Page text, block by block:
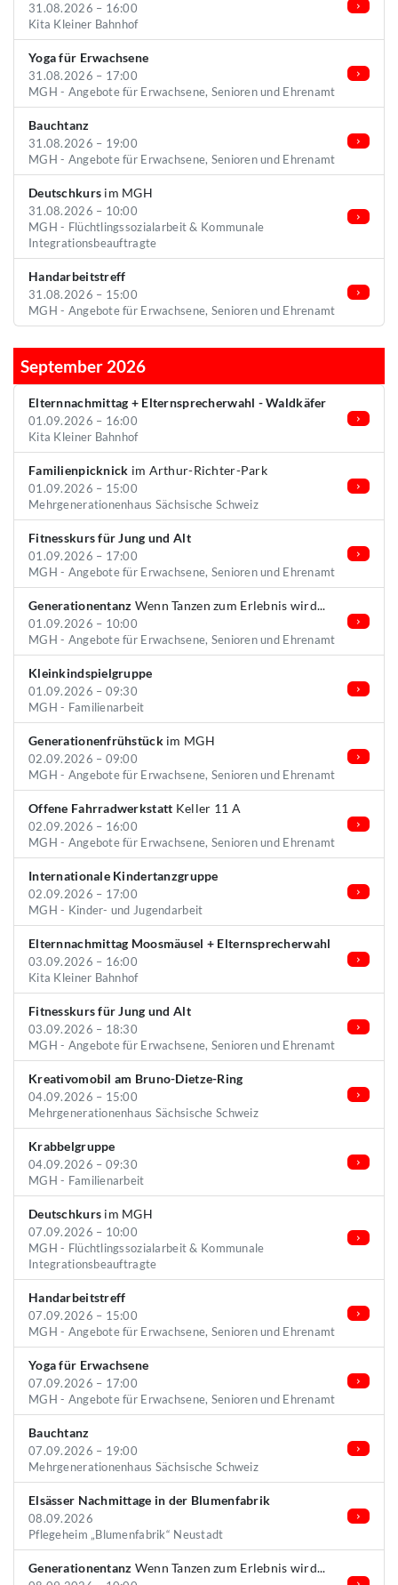
31.08.2026 – 16:00
Kita Kleiner Bahnhof
Yoga für Erwachsene
31.08.2026 – 17:00
MGH - Angebote für Erwachsene, Senioren und Ehrenamt
Bauchtanz
31.08.2026 – 19:00
MGH - Angebote für Erwachsene, Senioren und Ehrenamt
Deutschkurs im MGH
31.08.2026 – 10:00
MGH - Flüchtlingssozialarbeit & Kommunale
Integrationsbeauftragte
Handarbeitstreff
31.08.2026 – 15:00
MGH - Angebote für Erwachsene, Senioren und Ehrenamt
September 2026
Elternnachmittag + Elternsprecherwahl - Waldkäfer
01.09.2026 – 16:00
Kita Kleiner Bahnhof
Familienpicknick im Arthur-Richter-Park
01.09.2026 – 15:00
Mehrgenerationenhaus Sächsische Schweiz
Fitnesskurs für Jung und Alt
01.09.2026 – 17:00
MGH - Angebote für Erwachsene, Senioren und Ehrenamt
Generationentanz Wenn Tanzen zum Erlebnis wird...
01.09.2026 – 10:00
MGH - Angebote für Erwachsene, Senioren und Ehrenamt
Kleinkindspielgruppe
01.09.2026 – 09:30
MGH - Familienarbeit
Generationenfrühstückim MGH
02.09.2026 – 09:00
MGH - Angebote für Erwachsene, Senioren und Ehrenamt
Offene Fahrradwerkstatt Keller 11 A
02.09.2026 – 16:00
MGH - Angebote für Erwachsene, Senioren und Ehrenamt
Internationale Kindertanzgruppe
02.09.2026 – 17:00
MGH - Kinder- und Jugendarbeit
Elternnachmittag Moosmäusel + Elternsprecherwahl
03.09.2026 – 16:00
Kita Kleiner Bahnhof
Fitnesskurs für Jung und Alt
03.09.2026 – 18:30
MGH - Angebote für Erwachsene, Senioren und Ehrenamt
Kreativomobil am Bruno-Dietze-Ring
04.09.2026 – 15:00
Mehrgenerationenhaus Sächsische Schweiz
Krabbelgruppe
04.09.2026 – 09:30
MGH - Familienarbeit
Deutschkurs im MGH
07.09.2026 – 10:00
MGH - Flüchtlingssozialarbeit & Kommunale
Integrationsbeauftragte
Handarbeitstreff
07.09.2026 – 15:00
MGH - Angebote für Erwachsene, Senioren und Ehrenamt
Yoga für Erwachsene
07.09.2026 – 17:00
MGH - Angebote für Erwachsene, Senioren und Ehrenamt
Bauchtanz
07.09.2026 – 19:00
Mehrgenerationenhaus Sächsische Schweiz
Elsässer Nachmittage in der Blumenfabrik
08.09.2026
Pflegeheim „Blumenfabrik“ Neustadt
Generationentanz Wenn Tanzen zum Erlebnis wird...